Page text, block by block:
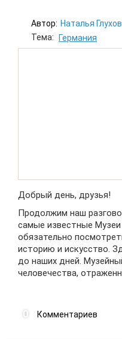
Автор: Наталья
Тема:
Германия
Добрый день, друзья!
Продолжим наш
самые известные
обязательно
историю и искусство.
до наших дней.
человечества,
0 Комментариев